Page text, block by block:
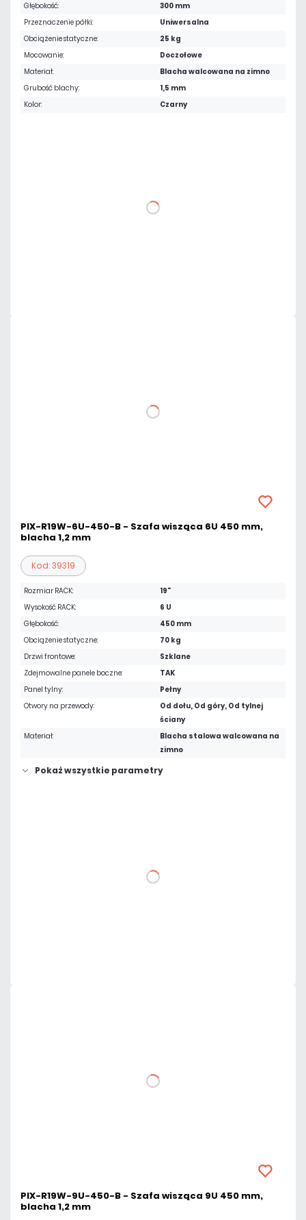
Głębokość:
300 mm
Przeznaczenie półki:
Uniwersalna
Obciążenie statyczne:
25 kg
Mocowanie:
Doczołowe
Materiał:
Blacha walcowana na zimno
Grubość blachy:
1,5 mm
Kolor:
Czarny
DO KOSZYKA
PIX-R19W-6U-450-B - Szafa wisząca 6U 450 mm,
blacha 1,2 mm
Kod: 39319
Rozmiar RACK:
19"
Wysokość RACK:
6 U
Głębokość:
450 mm
Obciążenie statyczne:
70 kg
Drzwi frontowe:
Szklane
Zdejmowalne panele boczne:
TAK
Panel tylny:
Pełny
Otwory na przewody:
Od dołu, Od góry, Od tylnej
ściany
Materiał:
Blacha stalowa walcowana na
zimno
Pokaż wszystkie parametry
DO KOSZYKA
PIX-R19W-9U-450-B - Szafa wisząca 9U 450 mm,
blacha 1,2 mm